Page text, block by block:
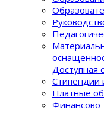
Доступная
Стипендии
Платные